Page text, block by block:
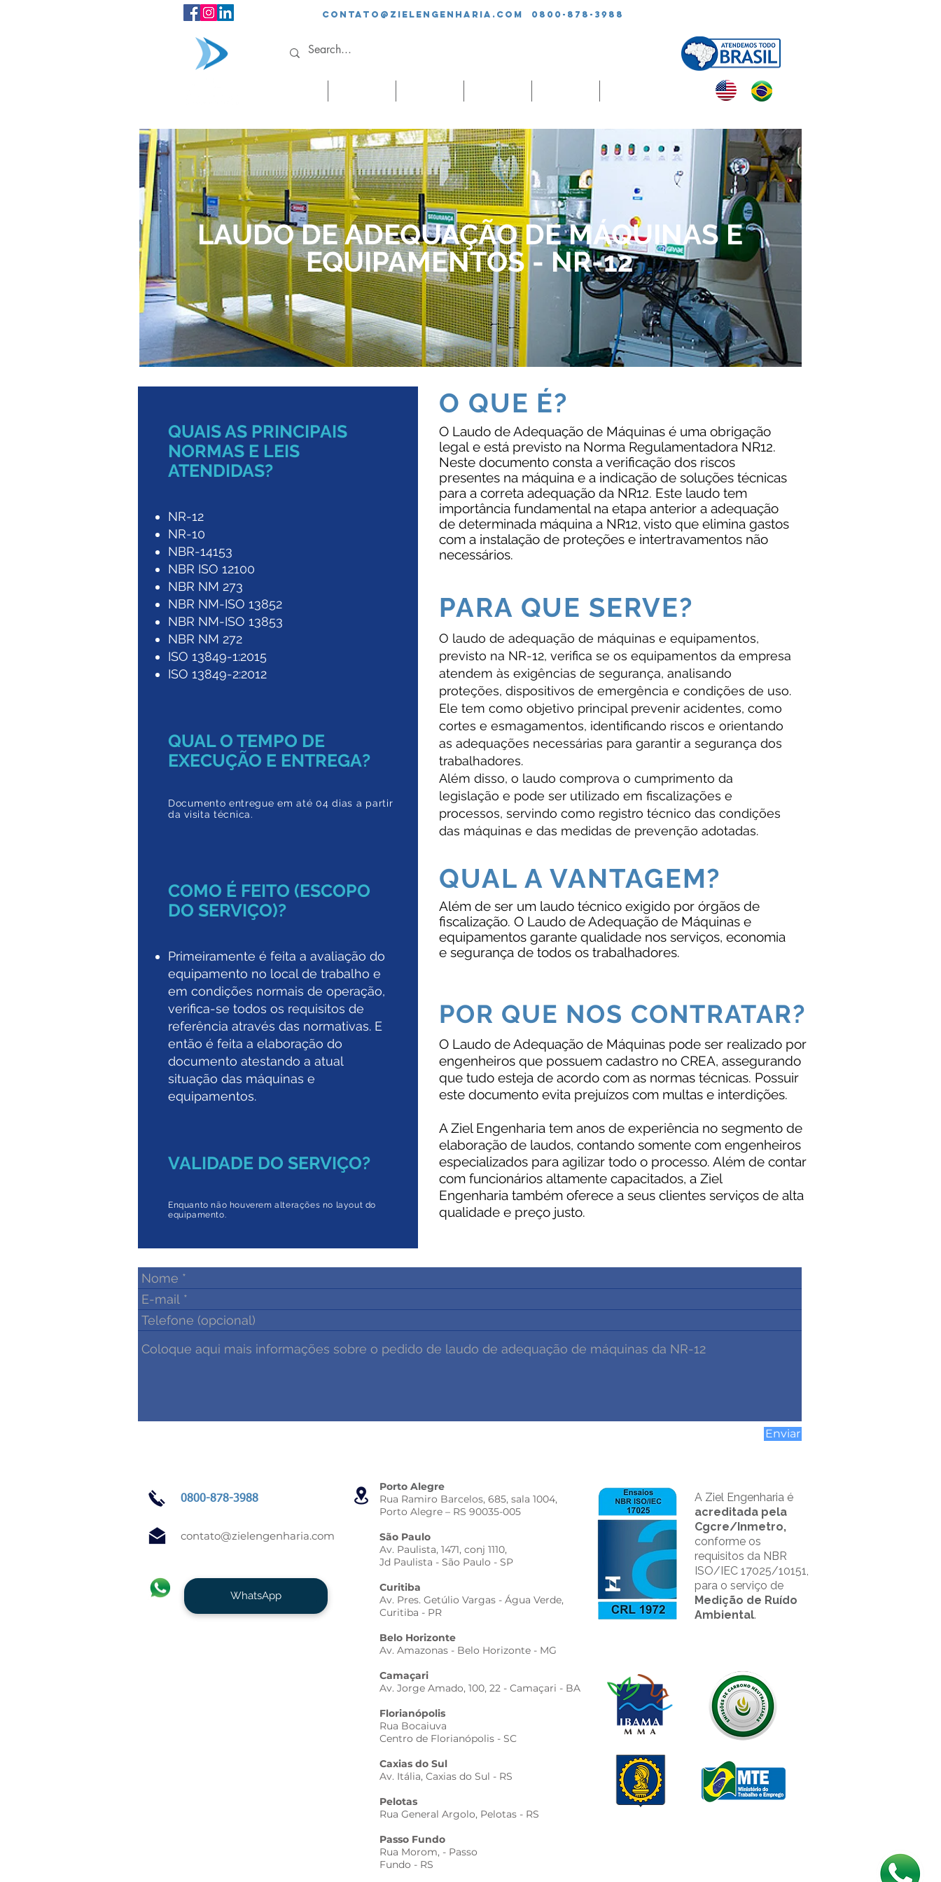
contato@zielengenharia.com 0800-878-3988
LAUDO DE ADEQUAÇÃO DE MÁQUINAS E
EQUIPAMENTOS - NR-12
QUAIS AS PRINCIPAIS
NORMAS E LEIS
ATENDIDAS?
NR-12
NR-10
NBR-14153
NBR ISO 12100
NBR NM 273
NBR NM-ISO 13852
NBR NM-ISO 13853
NBR NM 272
ISO 13849-1:2015
ISO 13849-2:2012
QUAL O TEMPO DE
EXECUÇÃO E ENTREGA?
Documento entregue em até 04 dias a partir
da visita técnica.
COMO É FEITO (ESCOPO
DO SERVIÇO)?
Primeiramente é feita a avaliação do
equipamento no local de trabalho e
em condições normais de operação,
verifica-se todos os requisitos de
referência através das normativas. E
então é feita a elaboração do
documento atestando a atual
situação das máquinas e
equipamentos.
VALIDADE DO SERVIÇO?
Enquanto não houverem alterações no layout do
equipamento.
O QUE É?
O Laudo de Adequação de Máquinas é uma obrigação
legal e está previsto na Norma Regulamentadora NR12.
Neste documento consta a verificação dos riscos
presentes na máquina e a indicação de soluções técnicas
para a correta adequação da NR12. Este laudo tem
importância fundamental na etapa anterior a adequação
de determinada máquina a NR12, visto que elimina gastos
com a instalação de proteções e intertravamentos não
necessários.
PARA QUE SERVE?
O laudo de adequação de máquinas e equipamentos,
previsto na NR-12, verifica se os equipamentos da empresa
atendem às exigências de segurança, analisando
proteções, dispositivos de emergência e condições de uso.
Ele tem como objetivo principal prevenir acidentes, como
cortes e esmagamentos, identificando riscos e orientando
as adequações necessárias para garantir a segurança dos
trabalhadores.
Além disso, o laudo comprova o cumprimento da
legislação e pode ser utilizado em fiscalizações e
processos, servindo como registro técnico das condições
das máquinas e das medidas de prevenção adotadas.
QUAL A VANTAGEM?
Além de ser um laudo técnico exigido por órgãos de
fiscalização. O Laudo de Adequação de Máquinas e
equipamentos garante qualidade nos serviços, economia
e segurança de todos os trabalhadores.
POR QUE NOS CONTRATAR?
O Laudo de Adequação de Máquinas pode ser realizado por
engenheiros que possuem cadastro no CREA, assegurando
que tudo esteja de acordo com as normas técnicas. Possuir
este documento evita prejuízos com multas e interdições.
A Ziel Engenharia tem anos de experiência no segmento de
elaboração de laudos, contando somente com engenheiros
especializados para agilizar todo o processo. Além de contar
com funcionários altamente capacitados, a Ziel
Engenharia também oferece a seus clientes serviços de alta
qualidade e preço justo.
Enviar
0800-878-3988
contato@zielengenharia.com
WhatsApp
A Ziel Engenharia é
acreditada pela
Cgcre/Inmetro,
conforme os
requisitos da NBR
ISO/IEC 17025/10151,
para o serviço de
Medição de Ruído
Ambiental.
Porto Alegre
Rua Ramiro Barcelos, 685, sala 1004,
Porto Alegre – RS 90035-005
São Paulo
Av. Paulista, 1471, conj 1110,
Jd Paulista - São Paulo - SP
Curitiba
Av. Pres. Getúlio Vargas - Água Verde,
Curitiba - PR
Belo Horizonte
Av. Amazonas - Belo Horizonte - MG
Camaçari
Av. Jorge Amado, 100, 22 - Camaçari - BA
Florianópolis
Rua Bocaiuva
Centro de Florianópolis - SC
Caxias do Sul
Av. Itália, Caxias do Sul - RS
Pelotas
Rua General Argolo, Pelotas - RS
Passo Fundo
Rua Morom, - Passo
Fundo - RS